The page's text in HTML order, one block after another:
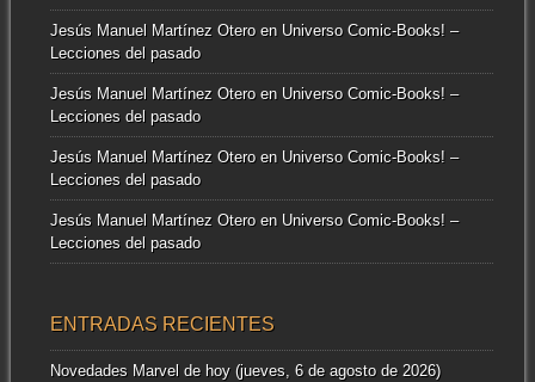
Jesús Manuel Martínez Oteroen Universo Comic-Books! –
Lecciones del pasado
Jesús Manuel Martínez Oteroen Universo Comic-Books! –
Lecciones del pasado
Jesús Manuel Martínez Oteroen Universo Comic-Books! –
Lecciones del pasado
Jesús Manuel Martínez Oteroen Universo Comic-Books! –
Lecciones del pasado
ENTRADAS RECIENTES
Novedades Marvel de hoy (jueves, 6 de agosto de 2026)